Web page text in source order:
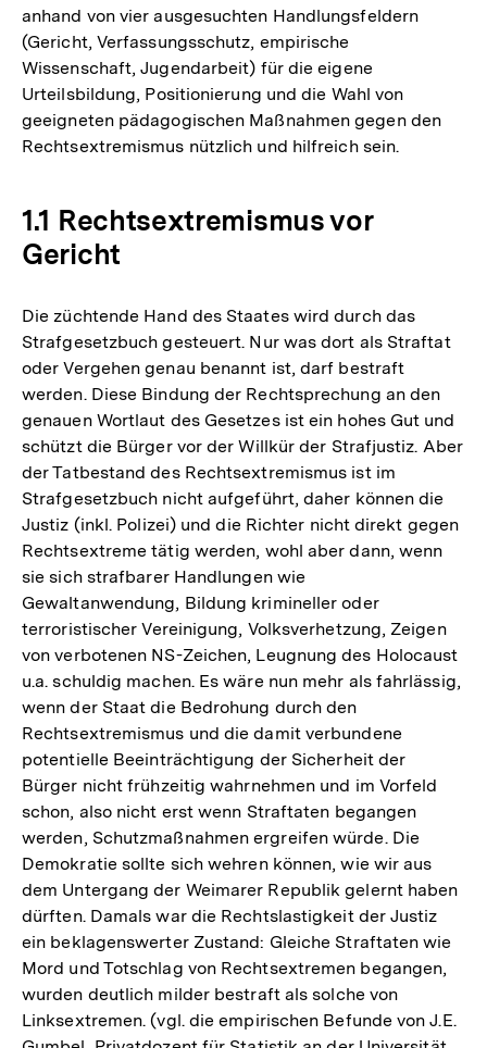
anhand von vier ausgesuchten Handlungsfeldern
(Gericht, Verfassungsschutz, empirische
Wissenschaft, Jugendarbeit) für die eigene
Urteilsbildung, Positionierung und die Wahl von
geeigneten pädagogischen Maßnahmen gegen den
Rechtsextremismus nützlich und hilfreich sein.
1.1 Rechtsextremismus vor
Gericht
Die züchtende Hand des Staates wird durch das
Strafgesetzbuch gesteuert. Nur was dort als Straftat
oder Vergehen genau benannt ist, darf bestraft
werden. Diese Bindung der Rechtsprechung an den
genauen Wortlaut des Gesetzes ist ein hohes Gut und
schützt die Bürger vor der Willkür der Strafjustiz. Aber
der Tatbestand des Rechtsextremismus ist im
Strafgesetzbuch nicht aufgeführt, daher können die
Justiz (inkl. Polizei) und die Richter nicht direkt gegen
Rechtsextreme tätig werden, wohl aber dann, wenn
sie sich strafbarer Handlungen wie
Gewaltanwendung, Bildung krimineller oder
terroristischer Vereinigung, Volksverhetzung, Zeigen
von verbotenen NS-Zeichen, Leugnung des Holocaust
u.a. schuldig machen. Es wäre nun mehr als fahrlässig,
wenn der Staat die Bedrohung durch den
Rechtsextremismus und die damit verbundene
potentielle Beeinträchtigung der Sicherheit der
Bürger nicht frühzeitig wahrnehmen und im Vorfeld
schon, also nicht erst wenn Straftaten begangen
werden, Schutzmaßnahmen ergreifen würde. Die
Demokratie sollte sich wehren können, wie wir aus
dem Untergang der Weimarer Republik gelernt haben
dürften. Damals war die Rechtslastigkeit der Justiz
ein beklagenswerter Zustand: Gleiche Straftaten wie
Mord und Totschlag von Rechtsextremen begangen,
wurden deutlich milder bestraft als solche von
Linksextremen. (vgl. die empirischen Befunde von J.E.